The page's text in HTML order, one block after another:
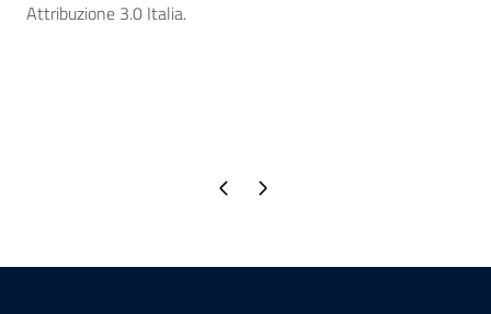
Attribuzione 3.0 Italia.
Pagina precedente
Pagina successiva